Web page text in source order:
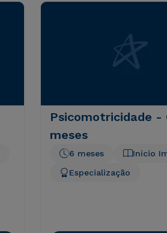
Psicomotricidade -
meses
Início
6 meses
Especialização